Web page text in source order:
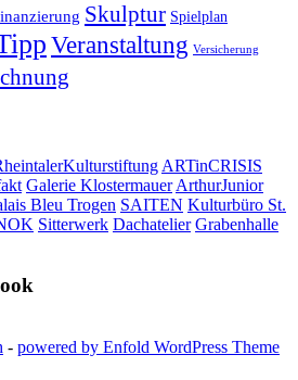
Skulptur Spielplan
Veranstaltung Versicherung
ARTinCRISIS
Galerie Klostermauer ArthurJunior
Bleu Trogen SAITEN Kulturbüro St.
Sitterwerk Dachatelier Grabenhalle
- powered by Enfold WordPress Theme